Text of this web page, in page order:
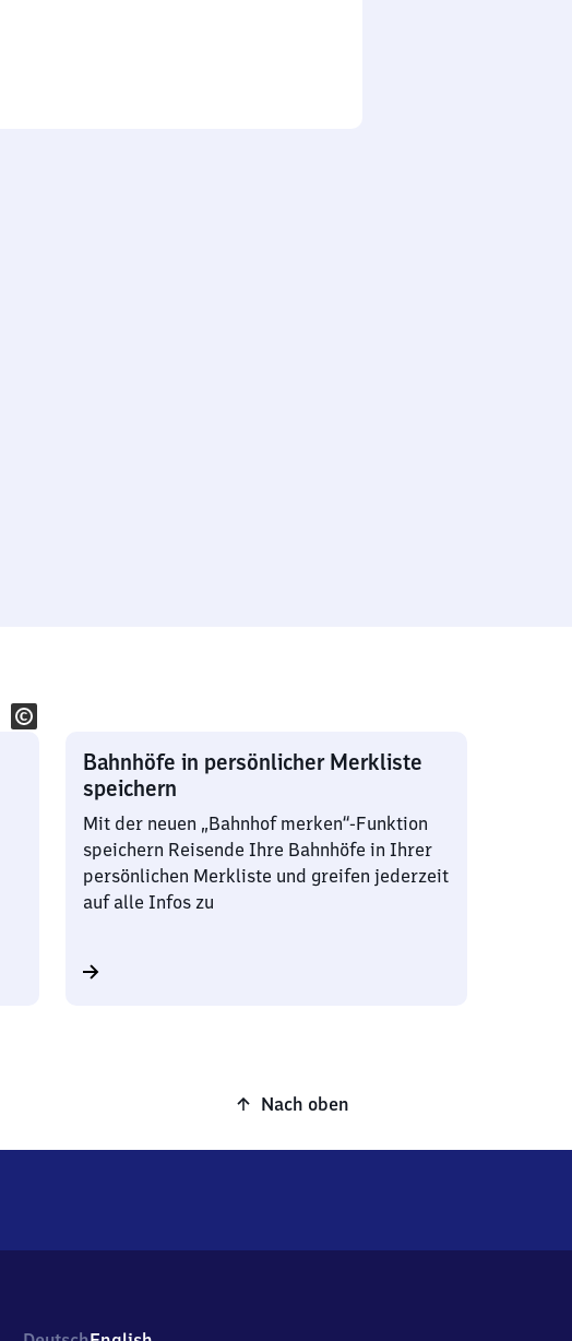
Bahnhöfe in persönlicher Merkliste
speichern
Mit der neuen „Bahnhof merken“-Funktion
speichern Reisende Ihre Bahnhöfe in Ihrer
persönlichen Merkliste und greifen jederzeit
auf alle Infos zu
Nach oben